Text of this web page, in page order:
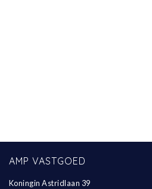
AMP VASTGOED
Koningin Astridlaan 39